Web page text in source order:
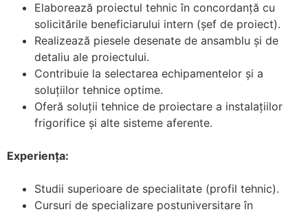
Elaborează proiectul tehnic în concordanță cu
solicitările beneficiarului intern (șef de proiect).
Realizează piesele desenate de ansamblu și de
detaliu ale proiectului.
Contribuie la selectarea echipamentelor și a
soluțiilor tehnice optime.
Oferă soluții tehnice de proiectare a instalațiilor
frigorifice și alte sisteme aferente.
Experiența:
Studii superioare de specialitate (profil tehnic).
Cursuri de specializare postuniversitare în